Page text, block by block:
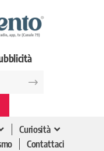
Curiosità
Contattaci